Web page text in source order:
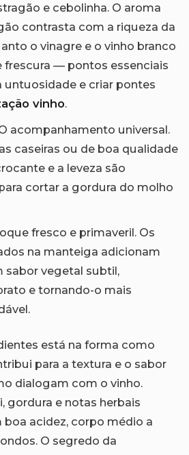
e cebolinha. O aroma
contrasta com a riqueza da
o vinagre e o vinho branco
frescura — pontos essenciais
untuosidade e criar pontes
vinho.
acompanhamento universal.
caseiras ou de boa qualidade
e a leveza são
cortar a gordura do molho
fresco e primaveril. Os
na manteiga adicionam
sabor vegetal subtil,
e tornando-o mais
está na forma como
para a textura e o sabor
dialogam com o vinho.
gordura e notas herbais
acidez, corpo médio a
O segredo da